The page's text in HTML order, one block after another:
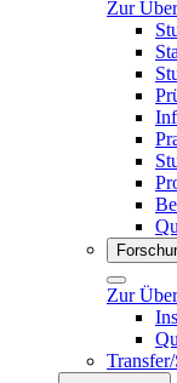
Zur
Zur